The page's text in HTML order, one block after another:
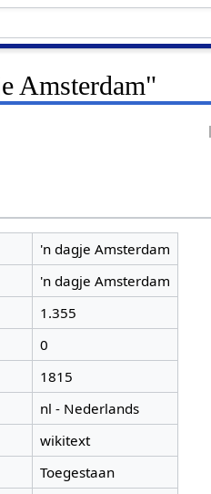
Amsterdam"
'n dagje Amsterdam
'n dagje Amsterdam
1.355
0
1815
nl - Nederlands
wikitext
Toegestaan